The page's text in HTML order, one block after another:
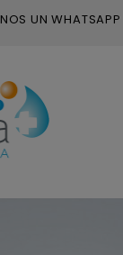
UN WHATSAPP